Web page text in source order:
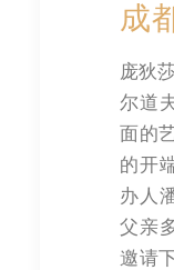
成
庞狄
尔道
面的
的开
办人
父亲
邀请